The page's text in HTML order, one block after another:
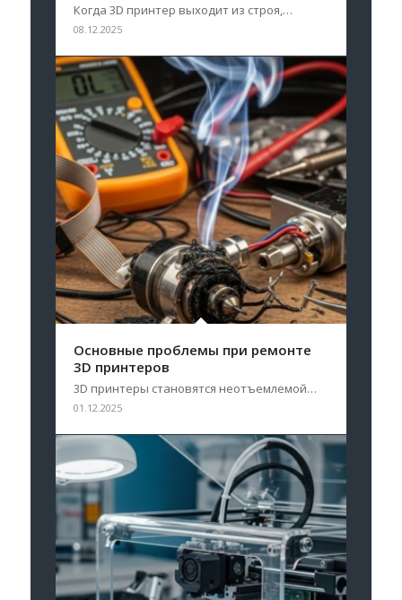
Когда 3D принтер выходит из строя,…
08.12.2025
Основные проблемы при ремонте
3D принтеров
3D принтеры становятся неотъемлемой…
01.12.2025